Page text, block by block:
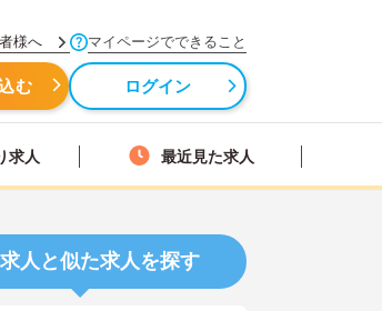
様へ マイページでできること
む ログイン
求人 最近見た求人
人と似た求人を探す